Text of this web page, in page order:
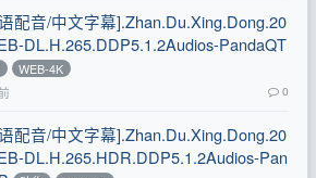
配音/中文字幕].Zhan.Du.Xing.Dong.20
DL.H.265.DDP5.1.2Audios-PandaQT
WEB-4K
0
配音/中文字幕].Zhan.Du.Xing.Dong.20
DL.H.265.HDR.DDP5.1.2Audios-Pan